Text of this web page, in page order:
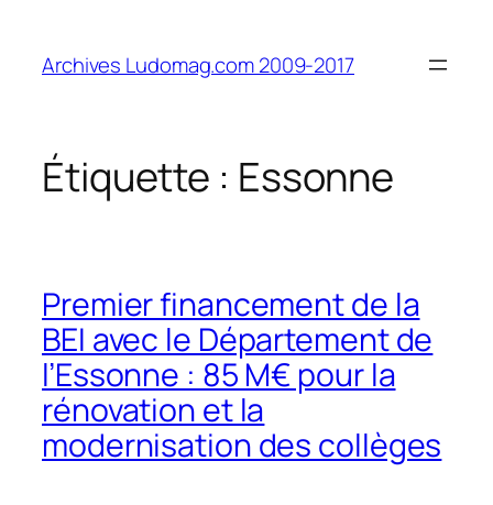
contenu
Archives Ludomag.com 2009-2017
Étiquette : Essonne
Premier financement de la
BEI avec le Département de
l’Essonne : 85 M€ pour la
rénovation et la
modernisation des collèges